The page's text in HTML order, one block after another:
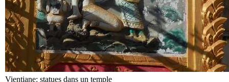
Vientiane: statues dans un temple